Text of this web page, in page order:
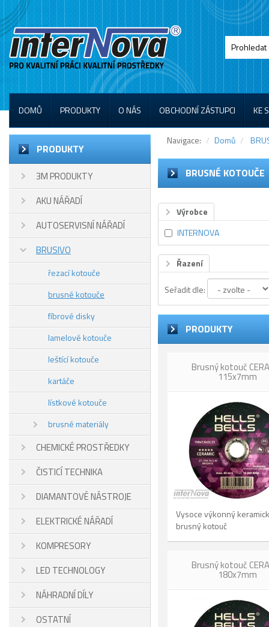
DOMŮ PRODUKTY O NÁS OBCHODNÍ ZÁSTUPCI KE
PRODUKTY
3M PRODUKTY
AKU NÁŘADÍ
AUTOSERVISNÍ NÁŘADÍ
BRUSIVO
řezací kotouče
brusné kotouče
fíbrové disky
lamelové kotouče
leštící kotouče
kartáče
lístkové kotouče
brusné materiály
CHEMICKÉ PROSTŘEDKY
ČISTICÍ TECHNIKA
DIAMANTOVÉ NÁSTROJE
ELEKTRICKÉ NÁŘADÍ
KOMPRESORY
LED TECHNOLOGY
NÁHRADNÍ DÍLY
OSTATNÍ
Navigace: Domů
BRUSNÉ KOTOUČE
Výrobce
INTERNOVA
Řazení
Seřadit dle:
PRODUKTY
Brusný kotouč
115x7mm
Vysoce výkonný
brusný kotouč
Brusný kotouč
180x7mm